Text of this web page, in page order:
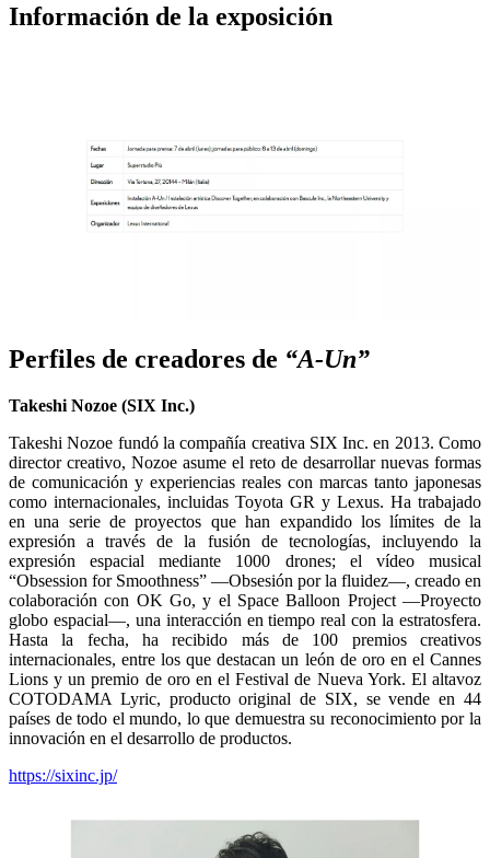
Información de la exposición
Perfiles de creadores de “A-Un”
Takeshi Nozoe (SIX Inc.)
Takeshi Nozoe fundó la compañía creativa SIX Inc. en 2013. Como
director creativo, Nozoe asume el reto de desarrollar nuevas formas
de comunicación y experiencias reales con marcas tanto japonesas
como internacionales, incluidas Toyota GR y Lexus. Ha trabajado
en una serie de proyectos que han expandido los límites de la
expresión a través de la fusión de tecnologías, incluyendo la
expresión espacial mediante 1000 drones; el vídeo musical
“Obsession for Smoothness” —Obsesión por la fluidez—, creado en
colaboración con OK Go, y el Space Balloon Project —Proyecto
globo espacial—, una interacción en tiempo real con la estratosfera.
Hasta la fecha, ha recibido más de 100 premios creativos
internacionales, entre los que destacan un león de oro en el Cannes
Lions y un premio de oro en el Festival de Nueva York. El altavoz
COTODAMA Lyric, producto original de SIX, se vende en 44
países de todo el mundo, lo que demuestra su reconocimiento por la
innovación en el desarrollo de productos.
https://sixinc.jp/